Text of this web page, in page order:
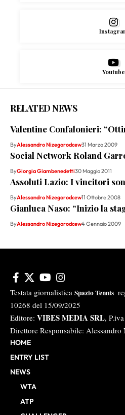
Youtube
RELATED NEWS
Valentine Confalonieri:
ByAlessandro Nizegorodcew31 Marzo 2009
Social Network Roland
ByGiorgia Giambenedetti30 Maggio 2011
Assoluti Lazio: I vincitori
ByAlessandro Nizegorodcew11 Ottobre 2008
Gianluca Naso: “Inizio la
ByAlessandro Nizegorodcew4 Gennaio 2009
Testata giornalistica Spazio Tennis
10268 del 15/09/2025
Editore: VIBES MEDIA SRL,
Direttore Responsabile:
HOME
ENTRY LIST
NEWS
WTA
ATP